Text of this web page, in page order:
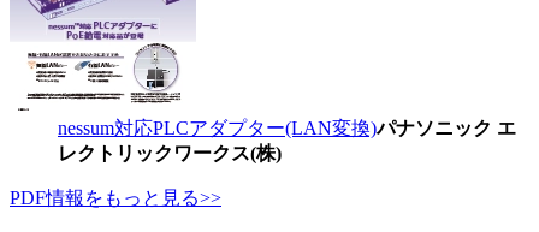
nessum対応PLCアダプター(LAN変換)パナソニック エ
レクトリックワークス(株)
PDF情報をもっと見る>>